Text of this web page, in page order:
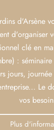
d'Arsène
d'organiser
clé en
:
jours,
Le
vos
Plus